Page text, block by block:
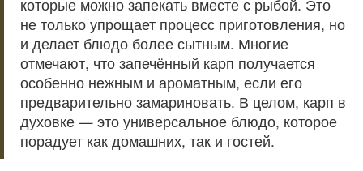
которые можно запекать вместе с рыбой. Это
не только упрощает процесс приготовления, но
и делает блюдо более сытным. Многие
отмечают, что запечённый карп получается
особенно нежным и ароматным, если его
предварительно замариновать. В целом, карп в
духовке — это универсальное блюдо, которое
порадует как домашних, так и гостей.